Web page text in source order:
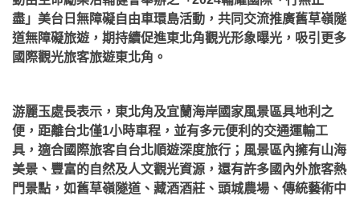
盡」美台日無障礙自由車環島活動，共同交流推廣舊草嶺隧
道無障礙旅遊，期持續促進東北角觀光形象曝光，吸引更多
國際觀光旅客旅遊東北角。
游麗玉處長表示，東北角及宜蘭海岸國家風景區具地利之
便，距離台北僅1小時車程，並有多元便利的交通運輸工
具，適合國際旅客自台北順遊深度旅行；風景區內擁有山海
美景、豐富的自然及人文觀光資源，還有許多國內外旅客熱
門景點，如舊草嶺隧道、藏酒酒莊、頭城農場、傳統藝術中